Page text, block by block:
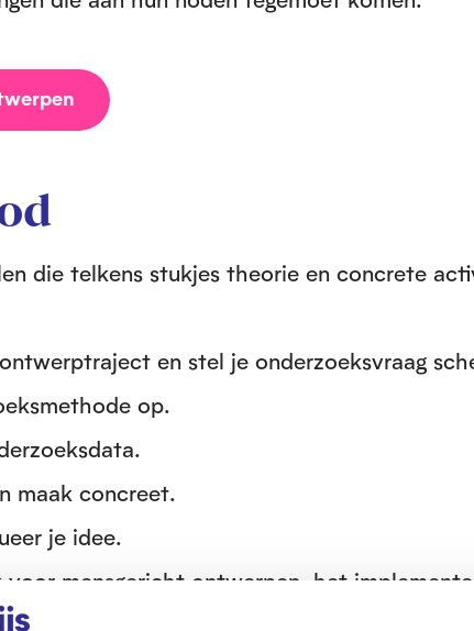
die telkens stukjes theorie en concrete
en stel je onderzoeksvraag
op.
maak concreet.
je idee.
voor mensgericht ontwerpen, het
van de impact van je oplossing.